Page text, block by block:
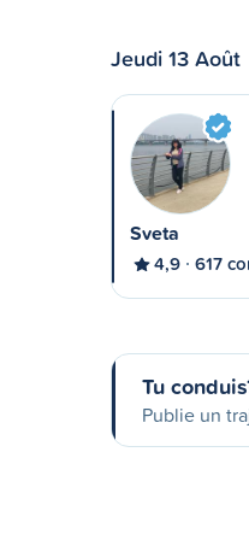
Jeudi 13 Août
Sveta
4,9 617
Tu
Publie un